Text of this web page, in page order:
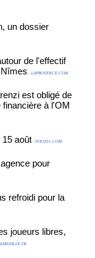
un dossier
de l'effectif
- LAPROVENCE.COM
est obligé de
à l'OM
août - FOOT01.COM
pour
refroidi pour la
joueurs libres,